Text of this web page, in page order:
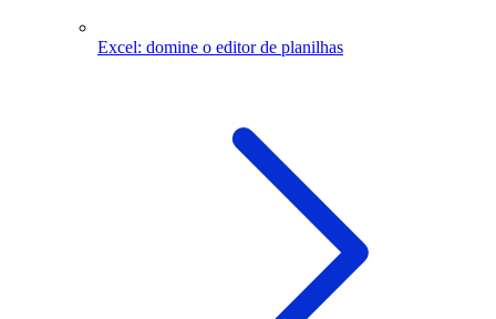
Excel: domine o editor de planilhas